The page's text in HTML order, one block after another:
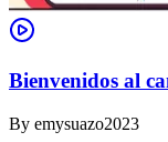
Bienvenidos al
By emysuazo2023